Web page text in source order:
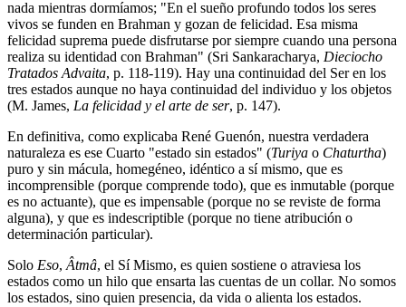
nada mientras dormíamos; "En el sueño profundo todos los seres
vivos se funden en Brahman y gozan de felicidad. Esa misma
felicidad suprema puede disfrutarse por siempre cuando una persona
realiza su identidad con Brahman" (Sri Sankaracharya, Dieciocho
Tratados Advaita, p. 118-119). Hay una continuidad del Ser en los
tres estados aunque no haya continuidad del individuo y los objetos
(M. James, La felicidad y el arte de ser, p. 147).
En definitiva, como explicaba René Guenón, nuestra verdadera
naturaleza es ese Cuarto "estado sin estados" (Turiya o Chaturtha)
puro y sin mácula, homegéneo, idéntico a sí mismo, que es
incomprensible (porque comprende todo), que es inmutable (porque
es no actuante), que es impensable (porque no se reviste de forma
alguna), y que es indescriptible (porque no tiene atribución o
determinación particular).
Solo Eso, Âtmâ, el Sí Mismo, es quien sostiene o atraviesa los
estados como un hilo que ensarta las cuentas de un collar. No somos
los estados, sino quien presencia, da vida o alienta los estados.